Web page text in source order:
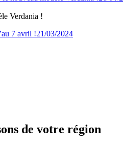
Verdania !
21/03/2024
de votre région